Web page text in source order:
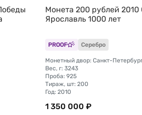
Монета 200 рублей
Ярославль 1000 лет
PROOF Серебро
Монетный двор: Санкт-
Вес, г: 3243
Проба: 925
Тираж, шт: 200
Год: 2010
1 350 000 ₽